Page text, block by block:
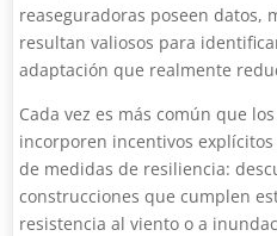
reaseguradoras poseen datos,
resultan valiosos para
adaptación que realmente
Cada vez es más común que
incorporen incentivos
de medidas de resiliencia:
construcciones que cumplen
resistencia al viento o a